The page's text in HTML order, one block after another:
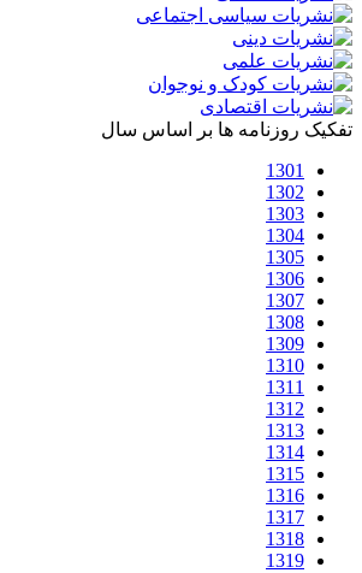
تفکیک روزنامه ها بر اساس سال
1301
1302
1303
1304
1305
1306
1307
1308
1309
1310
1311
1312
1313
1314
1315
1316
1317
1318
1319